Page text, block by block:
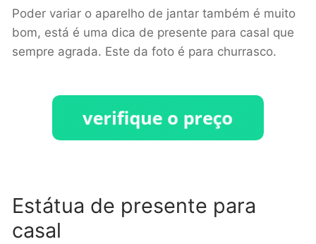
Poder variar o aparelho de jantar também é muito
bom, está é uma dica de presente para casal que
sempre agrada. Este da foto é para churrasco.
Estátua de presente para
casal